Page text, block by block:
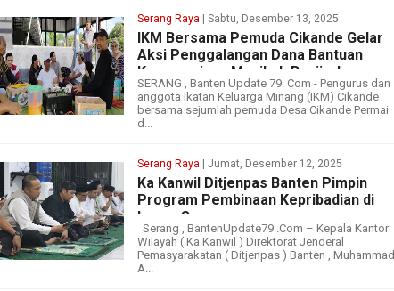
Serang Raya | Sabtu, Desember 13, 2025
IKM Bersama Pemuda Cikande Gelar
Aksi Penggalangan Dana Bantuan
Kemanusiaan Musibah Banjir dan
Longsor Sumatera
SERANG , Banten Update 79. Com - Pengurus dan
anggota Ikatan Keluarga Minang (IKM) Cikande
bersama sejumlah pemuda Desa Cikande Permai
d...
Serang Raya | Jumat, Desember 12, 2025
Ka Kanwil Ditjenpas Banten Pimpin
Program Pembinaan Kepribadian di
Lapas Serang
Serang , BantenUpdate79 .Com – Kepala Kantor
Wilayah ( Ka Kanwil ) Direktorat Jenderal
Pemasyarakatan ( Ditjenpas ) Banten , Muhammad
A...